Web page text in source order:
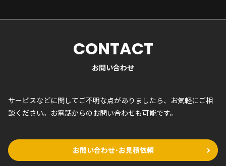
CONTACT
お問い合わせ
サービスなどに関してご不明な点がありましたら、お気軽にご相
談ください。お電話からのお問い合わせも可能です。
お問い合わせ･お見積依頼